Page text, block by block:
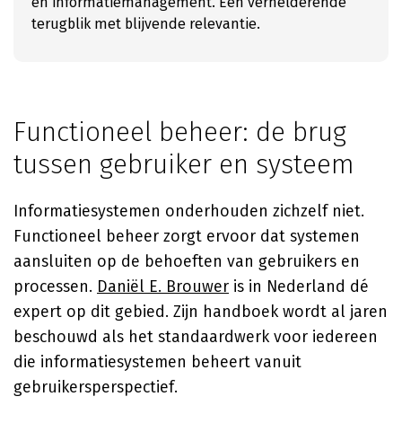
terugblik met blijvende relevantie.
Functioneel beheer: de brug
tussen gebruiker en systeem
Informatiesystemen onderhouden zichzelf niet.
Functioneel beheer zorgt ervoor dat systemen
aansluiten op de behoeften van gebruikers en
processen. Daniël E. Brouwer is in Nederland dé
expert op dit gebied. Zijn handboek wordt al jaren
beschouwd als het standaardwerk voor iedereen
die informatiesystemen beheert vanuit
gebruikersperspectief.